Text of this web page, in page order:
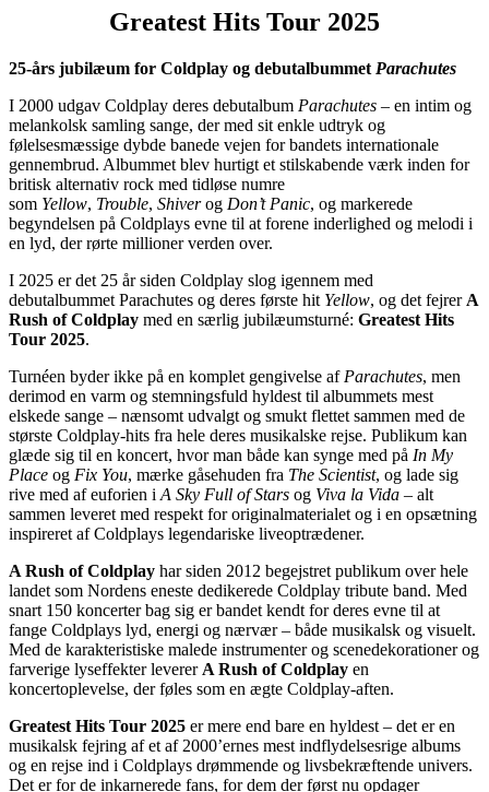
Greatest Hits Tour 2025
25-års jubilæum for Coldplay og debutalbummet Parachutes
I 2000 udgav Coldplay deres debutalbum Parachutes – en intim og
melankolsk samling sange, der med sit enkle udtryk og
følelsesmæssige dybde banede vejen for bandets internationale
gennembrud. Albummet blev hurtigt et stilskabende værk inden for
britisk alternativ rock med tidløse numre
som Yellow, Trouble, Shiverog Don’t Panic, og markerede
begyndelsen på Coldplays evne til at forene inderlighed og melodi i
en lyd, der rørte millioner verden over.
I 2025 er det 25 år siden Coldplay slog igennem med
debutalbummet Parachutes og deres første hit Yellow, og det fejrer A
Rush of Coldplay med en særlig jubilæumsturné: Greatest Hits
Tour 2025.
Turnéen byder ikke på en komplet gengivelse af Parachutes, men
derimod en varm og stemningsfuld hyldest til albummets mest
elskede sange – nænsomt udvalgt og smukt flettet sammen med de
største Coldplay-hits fra hele deres musikalske rejse. Publikum kan
glæde sig til en koncert, hvor man både kan synge med på In My
Place og Fix You, mærke gåsehuden fra The Scientist, og lade sig
rive med af euforien i A Sky Full of Stars og Viva la Vida – alt
sammen leveret med respekt for originalmaterialet og i en opsætning
inspireret af Coldplays legendariske liveoptrædener.
A Rush of Coldplay har siden 2012 begejstret publikum over hele
landet som Nordens eneste dedikerede Coldplay tribute band. Med
snart 150 koncerter bag sig er bandet kendt for deres evne til at
fange Coldplays lyd, energi og nærvær – både musikalsk og visuelt.
Med de karakteristiske malede instrumenter og scenedekorationer og
farverige lyseffekter leverer A Rush of Coldplay en
koncertoplevelse, der føles som en ægte Coldplay-aften.
Greatest Hits Tour 2025 er mere end bare en hyldest – det er en
musikalsk fejring af et af 2000’ernes mest indflydelsesrige albums
og en rejse ind i Coldplays drømmende og livsbekræftende univers.
Det er for de inkarnerede fans, for dem der først nu opdager